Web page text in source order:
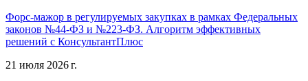
Форс-мажор в регулируемых закупках в рамках Федеральных
законов №44-ФЗ и №223-ФЗ. Алгоритм эффективных
решений с КонсультантПлюс
21 июля 2026 г.